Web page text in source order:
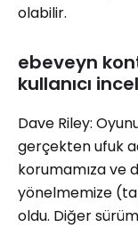
olabilir.
ebeveyn
kullanıcı
Dave Riley:
gerçekten ufuk
korumamıza ve
yönelmemize
oldu. Diğer